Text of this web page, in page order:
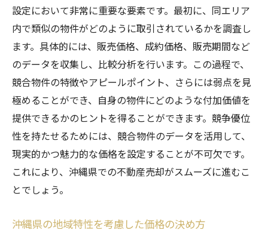
設定において非常に重要な要素です。最初に、同エリア
内で類似の物件がどのように取引されているかを調査し
ます。具体的には、販売価格、成約価格、販売期間など
のデータを収集し、比較分析を行います。この過程で、
競合物件の特徴やアピールポイント、さらには弱点を見
極めることができ、自身の物件にどのような付加価値を
提供できるかのヒントを得ることができます。競争優位
性を持たせるためには、競合物件のデータを活用して、
現実的かつ魅力的な価格を設定することが不可欠です。
これにより、沖縄県での不動産売却がスムーズに進むこ
とでしょう。
沖縄県の地域特性を考慮した価格の決め方